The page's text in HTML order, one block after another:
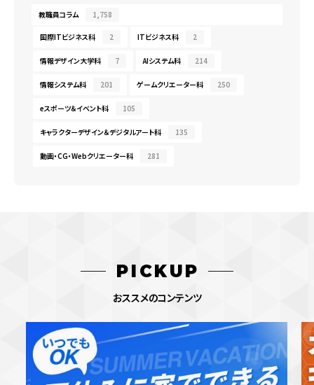
教職員コラム 1,758
国際ITビジネス科 2 ITビジネス科 2
情報デザイン大学科 7 AIシステム科 214
情報システム科 201 ゲームクリエーター科 250
eスポーツ＆イベント科 105
キャラクターデザイン＆デジタルアート科 135
動画・CG・Webクリエーター科 281
PICKUP
おススメのコンテンツ